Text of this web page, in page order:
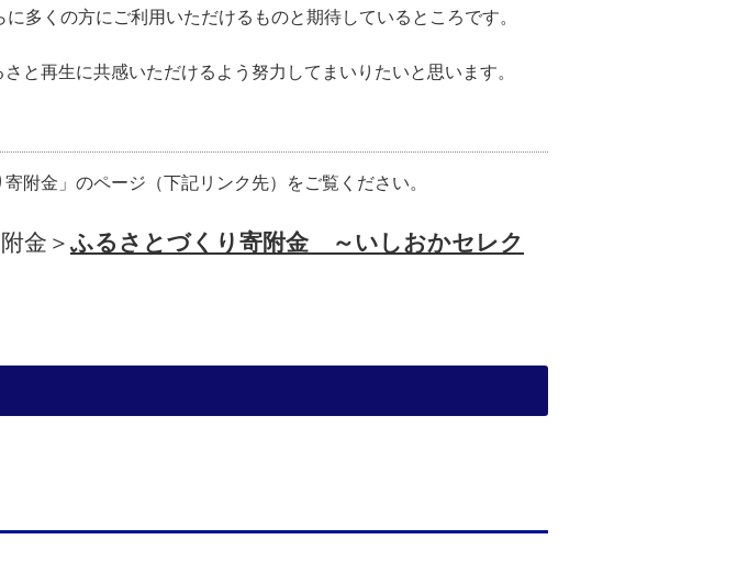
多くの方にご利用いただけるものと期待しているところです。
再生に共感いただけるよう努力してまいりたいと思います。
附金」のページ（下記リンク先）をご覧ください。
金＞ ふるさとづくり寄附金 ～いしおかセレク